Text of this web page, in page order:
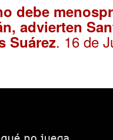
debe
advierten
Suárez. 16 de